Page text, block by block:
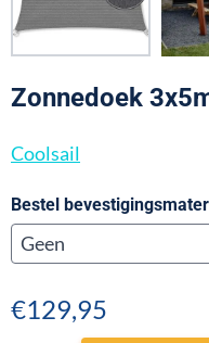
Zonnedoek
Coolsail
Bestel
€129,95